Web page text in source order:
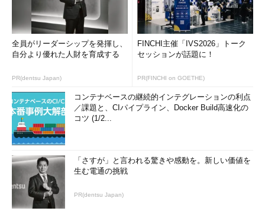
全員がリーダーシップを発揮し、
自分より優れた人財を育成する
PR(dentsu Japan)
FINCHI主催「IVS2026」トーク
セッションが話題に！
PR(FINCHI on GOETHE)
コンテナベースの継続的インテグレーションの利点
／課題と、CIパイプライン、Docker Build高速化の
コツ (1/2...
「さすが」と言われる驚きや感動を。新しい価値を
生む電通の挑戦
PR(dentsu Japan)